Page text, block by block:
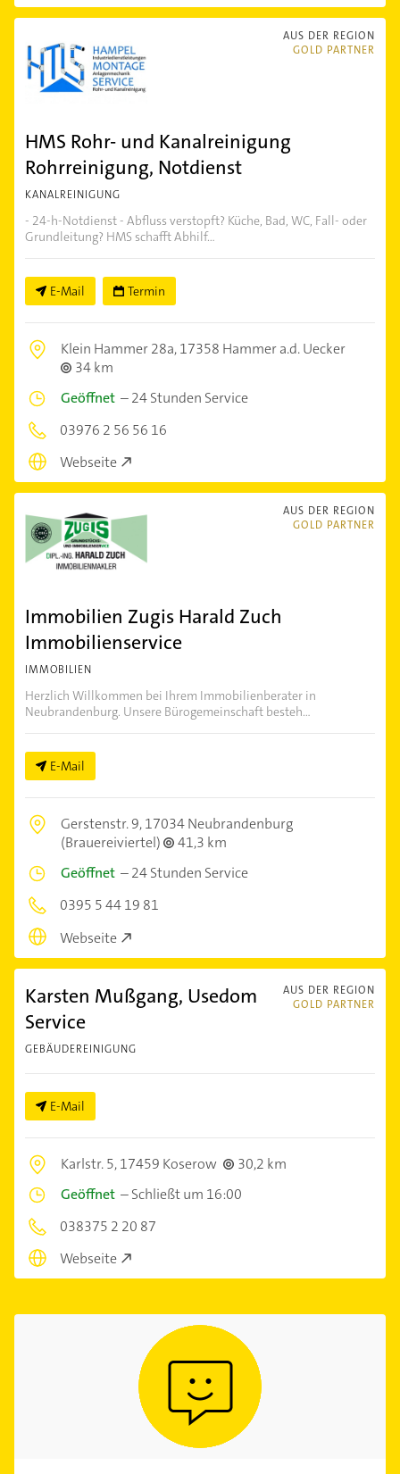
AUS DER REGION
GOLD PARTNER
HMS Rohr- und Kanalreinigung
Rohrreinigung, Notdienst
KANALREINIGUNG
- 24-h-Notdienst - Abfluss verstopft? Küche, Bad, WC, Fall- oder
Grundleitung? HMS schafft Abhilf...
E-Mail Termin
Klein Hammer 28a,17358 Hammer a.d. Uecker
34 km
Geöffnet –24 Stunden Service
03976 2 56 56 16
Webseite
AUS DER REGION
GOLD PARTNER
Immobilien Zugis Harald Zuch
Immobilienservice
IMMOBILIEN
Herzlich Willkommen bei Ihrem Immobilienberater in
Neubrandenburg. Unsere Bürogemeinschaft besteh...
E-Mail
Gerstenstr. 9,17034 Neubrandenburg
(Brauereiviertel)
41,3 km
Geöffnet –24 Stunden Service
0395 5 44 19 81
Webseite
AUS DER REGION
GOLD PARTNER
Karsten Mußgang, Usedom
Service
GEBÄUDEREINIGUNG
E-Mail
Karlstr. 5,17459 Koserow
30,2 km
Geöffnet –Schließt um 16:00
038375 2 20 87
Webseite